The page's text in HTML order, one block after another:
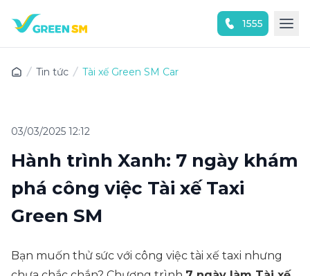
1555
Tin tức Tài xế Green SM Car
03/03/2025 12:12
Hành trình Xanh: 7 ngày khám
phá công việc Tài xế Taxi
Green SM
Bạn muốn thử sức với công việc tài xế taxi nhưng